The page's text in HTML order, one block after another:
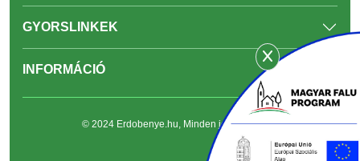
GYORSLINKEK
INFORMÁCIÓ
© 2024 Erdobenye.hu, Minden jog fenntartva